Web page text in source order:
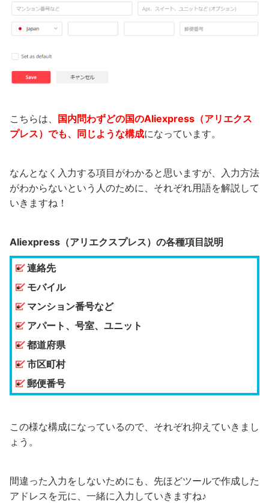
こちらは、 国内問わずどの国のAliexpress（アリエクス
プレス）でも、同じような構成になっています。
なんとなく入力する項目がわかると思いますが、入力方法
がわからないという人のために、それぞれ用語を解説して
いきますね！
Aliexpress（アリエクスプレス）の各種項目説明
連絡先
モバイル
マンション番号など
アパート、号室、ユニット
都道府県
市区町村
郵便番号
この様な構成になっているので、それぞれ抑えていきまし
ょう。
間違った入力をしないためにも、先ほどツールで作成した
アドレスを元に、一緒に入力していきますね♪